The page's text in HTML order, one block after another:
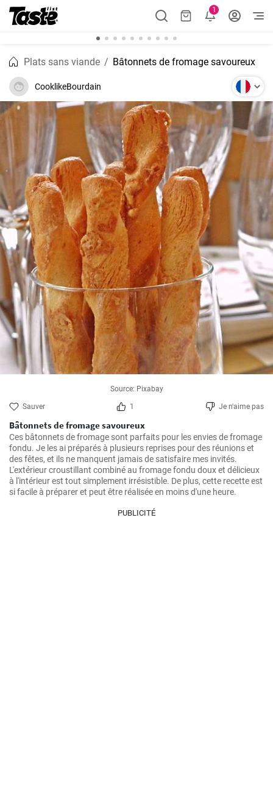
1
Plats sans viande Bâtonnets de fromage savoureux
CooklikeBourdain
Source: Pixabay
Sauver 1 Je n'aime pas
Bâtonnets de fromage savoureux
Ces bâtonnets de fromage sont parfaits pour les envies de fromage
fondu. Je les ai préparés à plusieurs reprises pour des réunions et
des fêtes, et ils ne manquent jamais de satisfaire mes invités.
L'extérieur croustillant combiné au fromage fondu doux et délicieux
à l'intérieur est tout simplement irrésistible. De plus, cette recette est
si facile à préparer et peut être réalisée en moins d'une heure.
PUBLICITÉ